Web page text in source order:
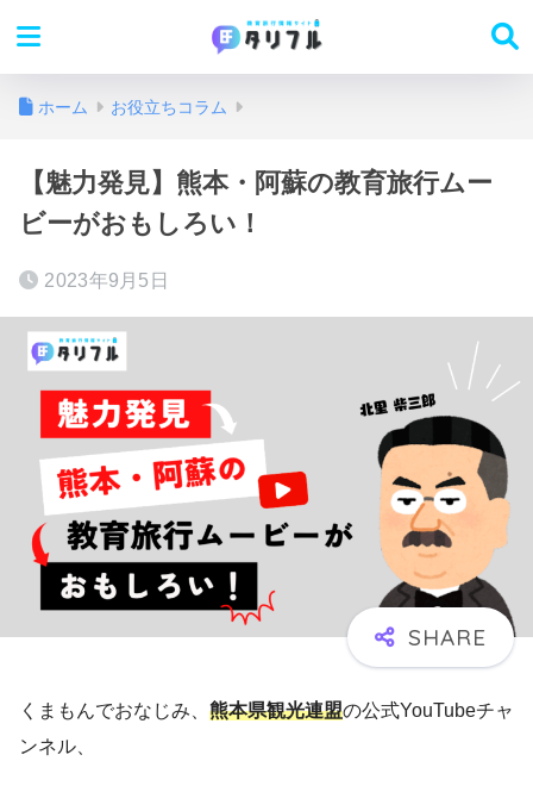
ホーム お役立ちコラム
【魅力発見】熊本・阿蘇の教育旅行ムー
ビーがおもしろい！
2023年9月5日
くまもんでおなじみ、 熊本県観光連盟の公式YouTubeチャ
ンネル、